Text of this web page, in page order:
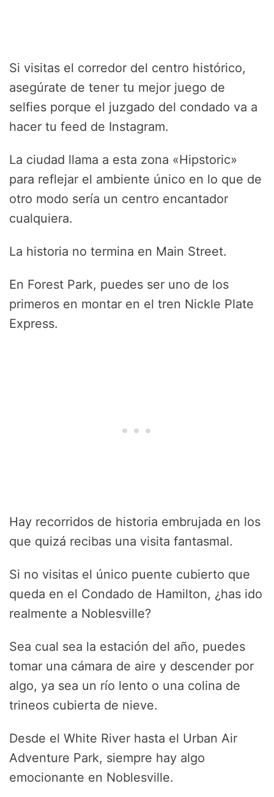
Si visitas el corredor del centro histórico,
asegúrate de tener tu mejor juego de
selfies porque el juzgado del condado va a
hacer tu feed de Instagram.
La ciudad llama a esta zona «Hipstoric»
para reflejar el ambiente único en lo que de
otro modo sería un centro encantador
cualquiera.
La historia no termina en Main Street.
En Forest Park, puedes ser uno de los
primeros en montar en el tren Nickle Plate
Express.
Hay recorridos de historia embrujada en los
que quizá recibas una visita fantasmal.
Si no visitas el único puente cubierto que
queda en el Condado de Hamilton, ¿has ido
realmente a Noblesville?
Sea cual sea la estación del año, puedes
tomar una cámara de aire y descender por
algo, ya sea un río lento o una colina de
trineos cubierta de nieve.
Desde el White River hasta el Urban Air
Adventure Park, siempre hay algo
emocionante en Noblesville.